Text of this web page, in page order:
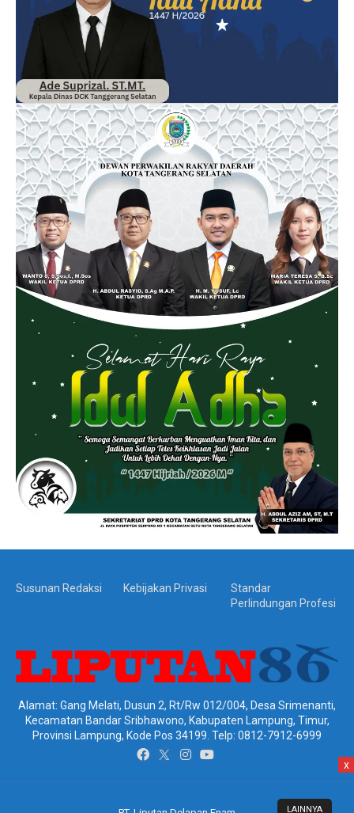
LAINNYA
Susunan Redaksi Kebijakan Privasi
Standar
Perlindungan Profesi
Alamat: Gang Melati, Dusun 2, Rt/Rw 012/004, Desa Srimenanti,
Kecamatan Bandar Sribhawono, Kabupaten Lampung, Timur,
Provinsi Lampung, Kode Pos 34199. Telp: 0812-7912-6999
x